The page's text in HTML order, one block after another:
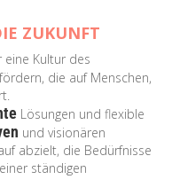
ZUKUNFT
Kultur des
fördern, die auf Menschen,
Lösungen und flexible
und visionären
abzielt, die Bedürfnisse
ständigen